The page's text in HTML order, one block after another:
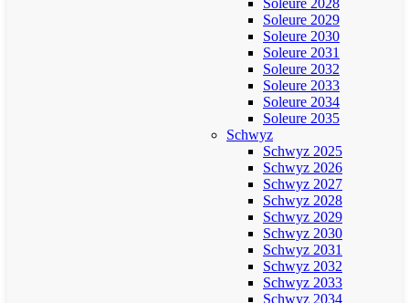
Soleure 2028
Soleure 2029
Soleure 2030
Soleure 2031
Soleure 2032
Soleure 2033
Soleure 2034
Soleure 2035
Schwyz
Schwyz 2025
Schwyz 2026
Schwyz 2027
Schwyz 2028
Schwyz 2029
Schwyz 2030
Schwyz 2031
Schwyz 2032
Schwyz 2033
Schwyz 2034